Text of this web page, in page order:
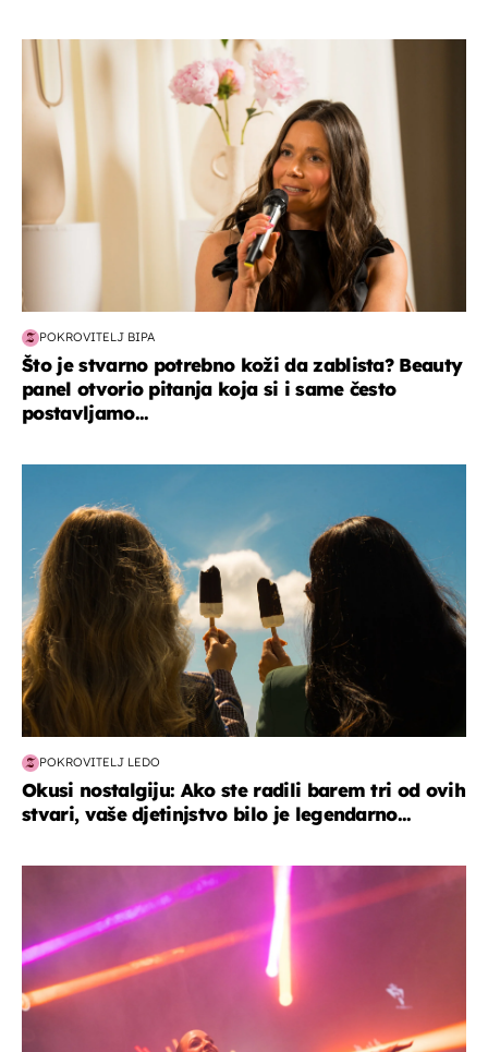
moda & ljepota
POKROVITELJ BIPA
Što je stvarno potrebno koži da zablista? Beauty
panel otvorio pitanja koja si i same često
postavljamo...
POKROVITELJ LEDO
Okusi nostalgiju: Ako ste radili barem tri od ovih
stvari, vaše djetinjstvo bilo je legendarno...